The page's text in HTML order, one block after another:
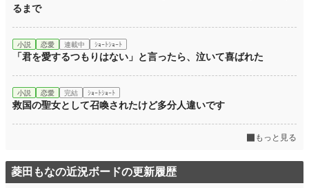
るまで
小説 恋愛 連載中 ｼｮｰﾄｼｮｰﾄ
「君を愛するつもりはない」と言ったら、泣いて喜ばれた
小説 恋愛 完結 ｼｮｰﾄｼｮｰﾄ
救国の聖女として召喚されたけど多分人違いです
もっと見る
菱田もなの近況ボードの更新履歴